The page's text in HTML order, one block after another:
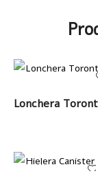
LEER MÁS
Lonchera